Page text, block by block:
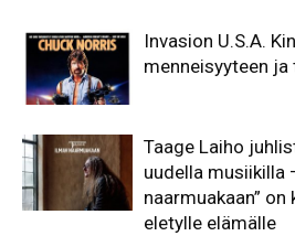
Invasion U.S.A.
menneisyyteen ja
Taage Laiho
uudella musiikilla
naarmuakaan”
eletylle elämälle